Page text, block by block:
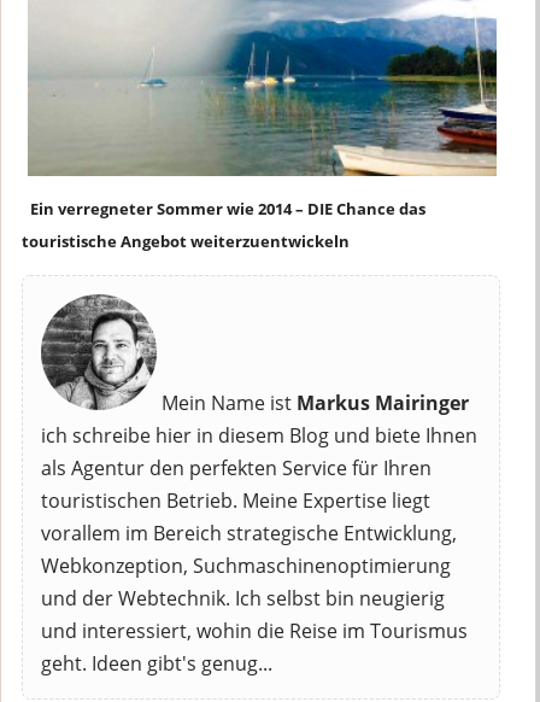
Ein verregneter Sommer wie 2014 – DIE Chance das
touristische Angebot weiterzuentwickeln
Mein Name ist Markus Mairinger
ich schreibe hier in diesem Blog und biete Ihnen
als Agentur den perfekten Service für Ihren
touristischen Betrieb. Meine Expertise liegt
vorallem im Bereich strategische Entwicklung,
Webkonzeption, Suchmaschinenoptimierung
und der Webtechnik. Ich selbst bin neugierig
und interessiert, wohin die Reise im Tourismus
geht. Ideen gibt's genug...